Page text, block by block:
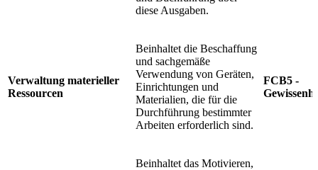
diese Ausgaben.
Verwaltung materieller
Ressourcen
Beinhaltet die Beschaffung
und sachgemäße
Verwendung von Geräten,
Einrichtungen und
Materialien, die für die
Durchführung bestimmter
Arbeiten erforderlich sind.
FCB5 -
Beinhaltet das Motivieren,